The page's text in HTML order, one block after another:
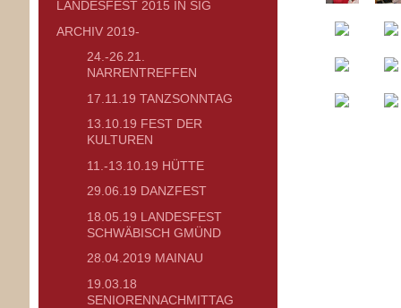
LANDESFEST 2015 IN SIG
ARCHIV 2019-
24.-26.21.
NARRENTREFFEN
17.11.19 TANZSONNTAG
13.10.19 FEST DER
KULTUREN
11.-13.10.19 HÜTTE
29.06.19 DANZFEST
18.05.19 LANDESFEST
SCHWÄBISCH GMÜND
28.04.2019 MAINAU
19.03.18
SENIORENNACHMITTAG